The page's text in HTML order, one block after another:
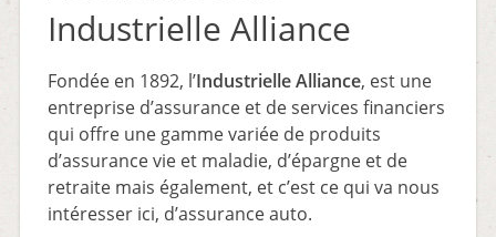
Industrielle Alliance
Fondée en 1892, l’Industrielle Alliance, est une
entreprise d’assurance et de services financiers
qui offre une gamme variée de produits
d’assurance vie et maladie, d’épargne et de
retraite mais également, et c’est ce qui va nous
intéresser ici, d’assurance auto.